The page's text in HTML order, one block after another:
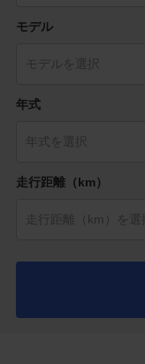
モデル
年式
走行距離（km）